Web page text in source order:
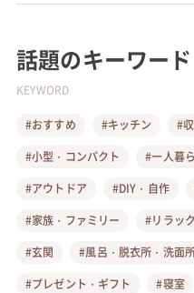
話題のキーワード
KEYWORD
#おすすめ #キッチン #
#小型・コンパクト
#一人暮
#アウトドア
#DIY・自作
#家族・ファミリー
#リラッ
#玄関
#風呂・脱衣所・洗面
#プレゼント・ギフト
#寝室